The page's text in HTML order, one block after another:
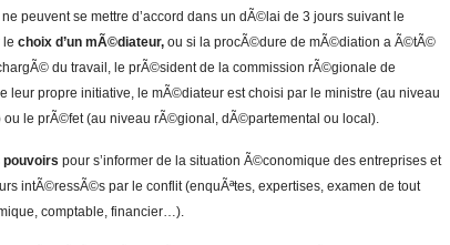
peuvent se mettre d’accord dans un dÃ©lai de 3 jours suivant le
le choix d’un mÃ©diateur, ou si la procÃ©dure de mÃ©diation a Ã©tÃ©
du travail, le prÃ©sident de la commission rÃ©gionale de
leur propre initiative, le mÃ©diateur est choisi par le ministre (au niveau
le prÃ©fet (au niveau rÃ©gional, dÃ©partemental ou local).
pouvoirs pour s’informer de la situation Ã©conomique des entreprises et
intÃ©ressÃ©s par le conflit (enquÃªtes, expertises, examen de tout
comptable, financier…).